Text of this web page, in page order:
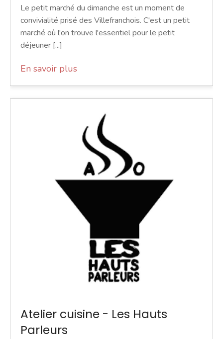
Le petit marché du dimanche est un moment de
convivialité prisé des Villefranchois. C'est un petit
marché où l'on trouve l'essentiel pour le petit
déjeuner [...]
En savoir plus
Atelier cuisine - Les Hauts
Parleurs